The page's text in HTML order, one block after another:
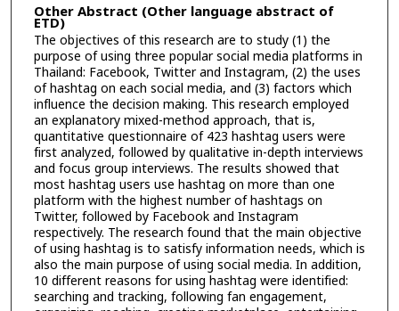
Other Abstract (Other language abstract of
ETD)
The objectives of this research are to study (1) the
purpose of using three popular social media platforms in
Thailand: Facebook, Twitter and Instagram, (2) the uses
of hashtag on each social media, and (3) factors which
influence the decision making. This research employed
an explanatory mixed-method approach, that is,
quantitative questionnaire of 423 hashtag users were
first analyzed, followed by qualitative in-depth interviews
and focus group interviews. The results showed that
most hashtag users use hashtag on more than one
platform with the highest number of hashtags on
Twitter, followed by Facebook and Instagram
respectively. The research found that the main objective
of using hashtag is to satisfy information needs, which is
also the main purpose of using social media. In addition,
10 different reasons for using hashtag were identified:
searching and tracking, following fan engagement,